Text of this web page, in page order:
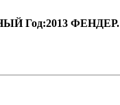
Год:2013 ФЕНДЕР.